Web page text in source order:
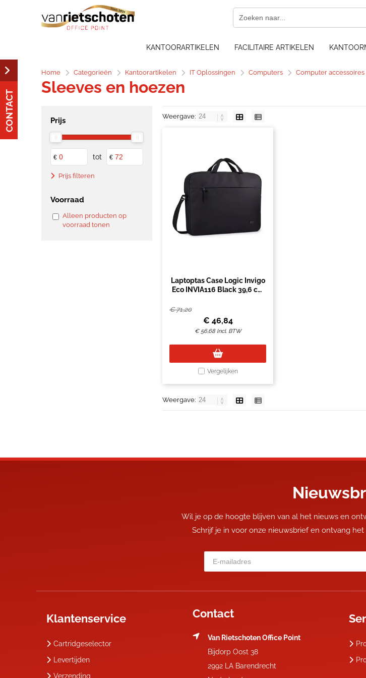
KANTOORARTIKELEN FACILITAIRE ARTIKELEN
Home Categorieën Kantoorartikelen IT Oplossingen Computers Computer accessoires
Sleeves en hoezen
Prijs
€ tot €
Prijs filteren
Voorraad
Alleen producten op
voorraad tonen
Weergave:
Laptoptas Case Logic Invigo
Eco INVIA116 Black 39,6 cm
€71,20
€ 46,84
€ 56,68 Incl. BTW
Vergelijken
Weergave:
Wil je op de hoogte blijven van al het nieuws en
Schrijf je in voor onze nieuwsbrief en ontvang
Klantenservice
Cartridgeselector
Levertijden
Verzending
Contact
Van Rietschoten Office Point
Bijdorp Oost 38
2992 LA Barendrecht
CONTACT